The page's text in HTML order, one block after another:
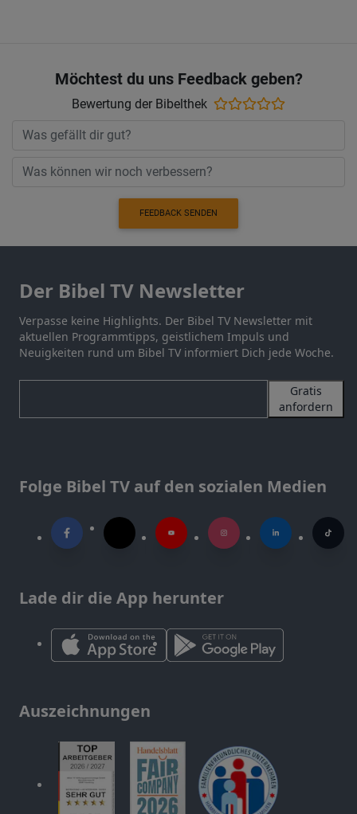
Möchtest du uns Feedback geben?
Bewertung der Bibelthek
FEEDBACK SENDEN
Der Bibel TV Newsletter
Verpasse keine Highlights. Der Bibel TV Newsletter mit
aktuellen Programmtipps, geistlichem Impuls und
Neuigkeiten rund um Bibel TV informiert Dich jede Woche.
Gratis
anfordern
Folge Bibel TV auf den sozialen Medien
Lade dir die App herunter
Auszeichnungen